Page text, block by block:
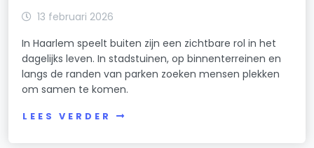
13 februari 2026
In Haarlem speelt buiten zijn een zichtbare rol in het
dagelijks leven. In stadstuinen, op binnenterreinen en
langs de randen van parken zoeken mensen plekken
om samen te komen.
LEES VERDER